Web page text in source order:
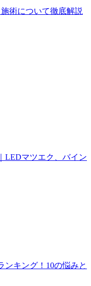
術について徹底解説
LEDマツエク、バイン
ンキング！10の悩みと